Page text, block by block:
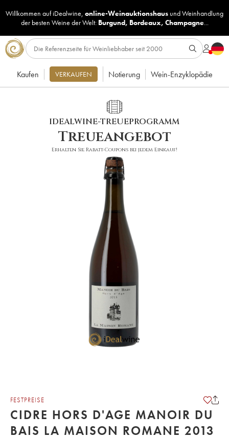
Willkommen auf iDealwine, online-Weinauktionshaus undWeinhandlung
der besten Weine der Welt: Burgund, Bordeaux, Champagne...
Kaufen VERKAUFEN Notierung Wein-Enzyklopädie
IDEALWINE-TREUEPROGRAMM
Treueangebot
Erhalten Sie Rabatt-Coupons bei jedem Einkauf!
FESTPREISE
CIDRE HORS D'AGE MANOIR DU
BAIS LA MAISON ROMANE 2013